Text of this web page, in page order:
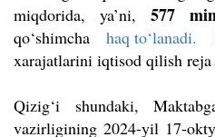
miqdorida, ya’ni, 577
qo‘shimcha haq to‘lanadi.
xarajatlarini iqtisod qilish
Qizig‘i shundaki,
vazirligining 2024-yil 17-